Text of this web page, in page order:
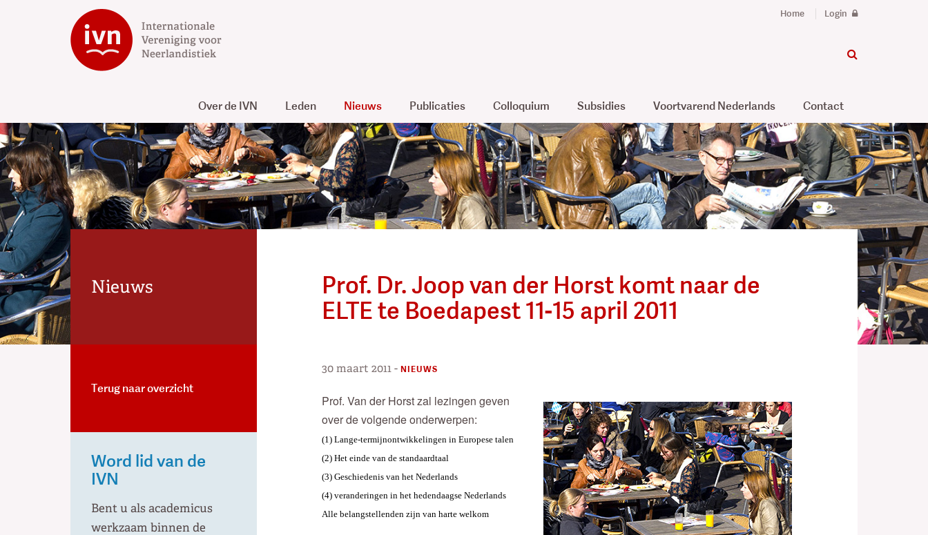
Home Login
Over de IVN Leden Nieuws Publicaties Colloquium Subsidies Voortvarend Nederlands Contact
Prof. Dr. Joop van der Horst komt naar de
ELTE te Boedapest 11-15 april 2011
30 maart 2011 - NIEUWS
Prof. Van der Horst zal lezingen geven
over de volgende onderwerpen:
(1) Lange-termijnontwikkelingen in Europese talen
(2) Het einde van de standaardtaal
(3) Geschiedenis van het Nederlands
(4) veranderingen in het hedendaagse Nederlands
Alle belangstellenden zijn van harte welkom
Nieuws
Terug naar overzicht
Word lid van de
IVN
Bent u als academicus
werkzaam binnen de